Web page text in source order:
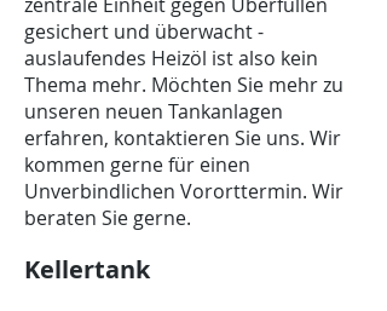
gesichert und überwacht -
auslaufendes Heizöl ist also kein
Thema mehr. Möchten Sie mehr zu
unseren neuen Tankanlagen
erfahren, kontaktieren Sie uns. Wir
kommen gerne für einen
Unverbindlichen Vororttermin. Wir
beraten Sie gerne.
​Kellertank